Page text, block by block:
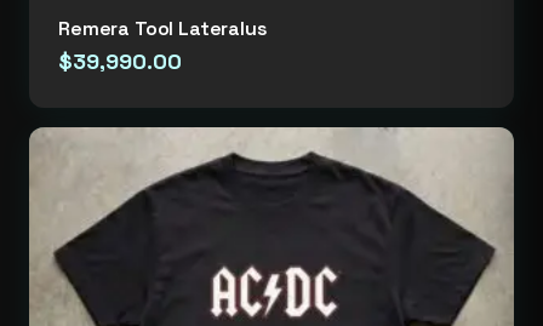
Remera Tool Lateralus
$39,990.00